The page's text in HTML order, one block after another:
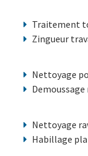
Traitement
Zingueur
Nettoyage
Nettoyage
Habillage